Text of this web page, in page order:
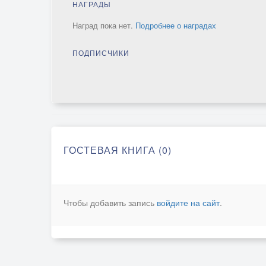
НАГРАДЫ
Наград пока нет. Подробнее о наградах
ПОДПИСЧИКИ
ГОСТЕВАЯ КНИГА (0)
Чтобы добавить запись войдите на сайт.